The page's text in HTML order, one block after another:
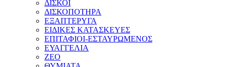
ΔΙΣΚΟΙ
ΔΙΣΚΟΠΟΤΗΡΑ
ΕΞΑΠΤΕΡΥΓΑ
ΕΙΔΙΚΕΣ ΚΑΤΑΣΚΕΥΕΣ
ΕΠΙΤΑΦΙΟΙ-ΕΣΤΑΥΡΩΜΕΝΟΣ
ΕΥΑΓΓΕΛΙΑ
ΖΕΟ